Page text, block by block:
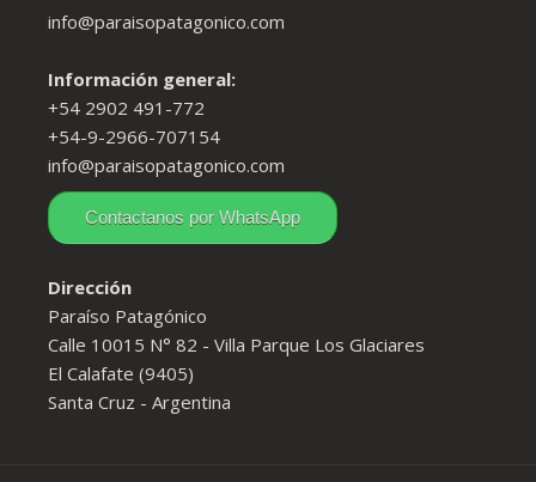
info@paraisopatagonico.com
Información general:
+54 2902 491-772
+54-9-2966-707154
info@paraisopatagonico.com
Contactanos por WhatsApp
Dirección
Paraíso Patagónico
Calle 10015 N° 82 - Villa Parque Los Glaciares
El Calafate (9405)
Santa Cruz - Argentina